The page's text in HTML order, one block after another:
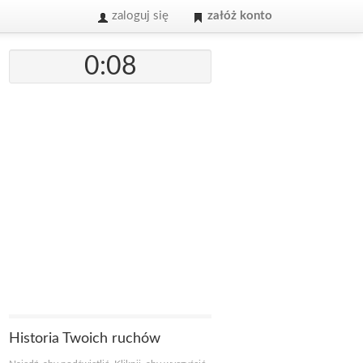
zaloguj się załóż konto
0:08
Historia Twoich ruchów